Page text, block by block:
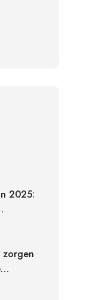
2025:
zorgen